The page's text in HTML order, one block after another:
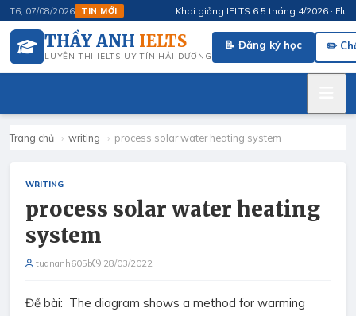
T6, 07/08/2026 TIN MỚI Khai giảng IELTS 6.5 tháng 4/2026 ·
THẦY ANH IELTS
LUYỆN THI IELTS UY TÍN HẢI DƯƠNG
📝 Đăng ký học ✏️
Trang chủ › writing › process solar water heating system
WRITING
process solar water heating
system
tuananh605b 28/03/2022
Đề bài: The diagram shows a method for warming